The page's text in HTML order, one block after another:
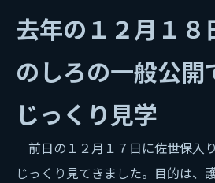
去年の１２月１８
のしろの一般公開
じっくり見学
前日の１２月１７日に佐世保入
じっくり見てきました。目的は、